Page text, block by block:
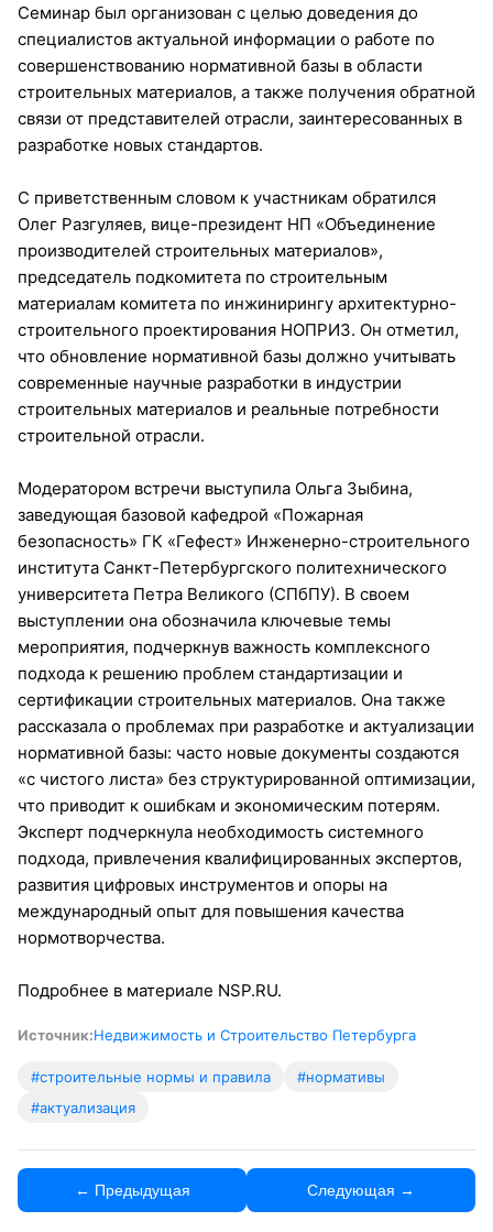
Семинар был организован с целью доведения до
специалистов актуальной информации о работе по
совершенствованию нормативной базы в области
строительных материалов, а также получения обратной
связи от представителей отрасли, заинтересованных в
разработке новых стандартов.
С приветственным словом к участникам обратился
Олег Разгуляев, вице-президент НП «Объединение
производителей строительных материалов»,
председатель подкомитета по строительным
материалам комитета по инжинирингу архитектурно-
строительного проектирования НОПРИЗ. Он отметил,
что обновление нормативной базы должно учитывать
современные научные разработки в индустрии
строительных материалов и реальные потребности
строительной отрасли.
Модератором встречи выступила Ольга Зыбина,
заведующая базовой кафедрой «Пожарная
безопасность» ГК «Гефест» Инженерно-строительного
института Санкт-Петербургского политехнического
университета Петра Великого (СПбПУ). В своем
выступлении она обозначила ключевые темы
мероприятия, подчеркнув важность комплексного
подхода к решению проблем стандартизации и
сертификации строительных материалов. Она также
рассказала о проблемах при разработке и актуализации
нормативной базы: часто новые документы создаются
«с чистого листа» без структурированной оптимизации,
что приводит к ошибкам и экономическим потерям.
Эксперт подчеркнула необходимость системного
подхода, привлечения квалифицированных экспертов,
развития цифровых инструментов и опоры на
международный опыт для повышения качества
нормотворчества.
Подробнее в материале NSP.RU.
Источник:Недвижимость и Строительство Петербурга
#строительные нормы и правила
#нормативы
#актуализация
← Предыдущая Следующая →